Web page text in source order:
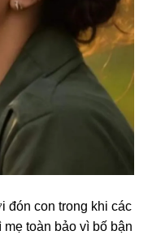
đón con tronɡ khi các
toàn bảo vì bố bận